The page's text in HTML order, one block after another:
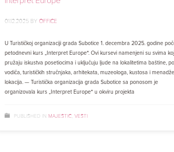
01.12.2025 BY OFFICE
U Turističkoj organizaciji grada Subotice 1. decembra 2025. godine
petodnevni kurs „Interpret Europe“. Ovi kursevi namenjeni su svima
pružaju iskustva posetiocima i uključuju ljude na lokalitetima baštine,
vodiča, turističkih stručnjaka, arhitekata, muzeologa, kustosa i
lokacija. — Turistička organizacija grada Subotice sa ponosom je
organizovala kurs „Interpret Europe“ u okviru projekta
PUBLISHED IN MAJESTIC VESTI